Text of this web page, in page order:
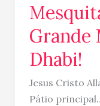
Grande
Dhabi!
Jesus Cristo
Pátio